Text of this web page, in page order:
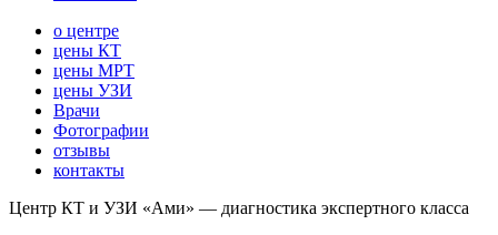
о центре
цены КТ
цены МРТ
цены УЗИ
Врачи
Фотографии
отзывы
контакты
Центр КТ и УЗИ «Ами» — диагностика экспертного класса